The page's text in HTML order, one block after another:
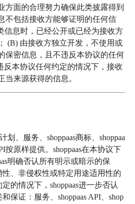
方面的合理努力确保此类披露得到
不包括接收方能够证明的任何信
信息时，已经公开或已经为接收方
(B) 由接收方独立开发，不使用或
保密信息，且不违反本协议的任何
反本协议任何约定的情况下，接收
当来源获得的信息。
、服务、shoppaas商标、shoppaa
按原样提供。shoppaas在本协议下
明确否认所有明示或暗示的保
、非侵权性或特定用途适用性的
的情况下，shoppaas进一步否认
保证：服务、shoppaas API、shop